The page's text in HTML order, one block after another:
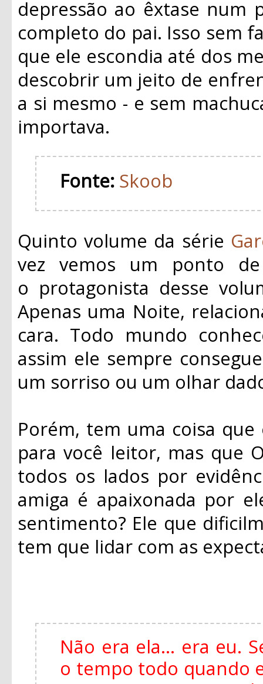
depressão ao êxtase num
completo do pai. Isso sem
que ele escondia até dos
descobrir um jeito de
a si mesmo - e sem
importava.
Fonte: Skoob
Quinto volume da série
vez vemos um ponto
o protagonista desse
Apenas uma Noite,
cara. Todo mundo
assim ele sempre
um sorriso ou um olhar
Porém, tem uma coisa
para você leitor, mas que
todos os lados por
amiga é apaixonada por
sentimento? Ele que
tem que lidar com as
Não era ela... era eu.
o tempo todo quando